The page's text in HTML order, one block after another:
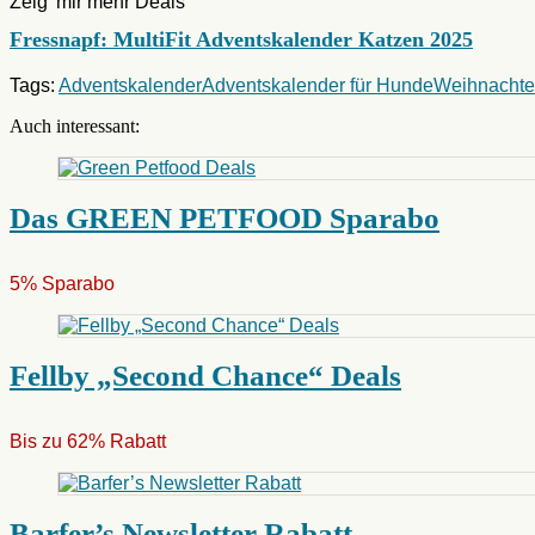
Fressnapf: MultiFit Adventskalender Katzen 2025
Tags: AdventskalenderAdventskalender für Hunde
Auch interessant:
Das GREEN PETFOOD Sparabo
5% Sparabo
Fellby „Second Chance“ Deals
Bis zu 62% Rabatt